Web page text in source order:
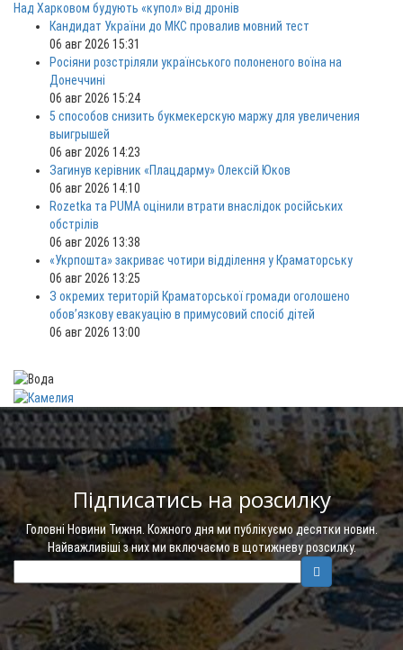
Над Харковом будують «купол» від дронів
Кандидат України до МКС провалив мовний тест
06 авг 2026 15:31
Росіяни розстріляли українського полоненого воїна на
Донеччині
06 авг 2026 15:24
5 способов снизить букмекерскую маржу для увеличения
выигрышей
06 авг 2026 14:23
Загинув керівник «Плацдарму» Олексій Юков
06 авг 2026 14:10
Rozetka та PUMA оцінили втрати внаслідок російських
обстрілів
06 авг 2026 13:38
«Укрпошта» закриває чотири відділення у Краматорську
06 авг 2026 13:25
З окремих територій Краматорської громади оголошено
обов’язкову евакуацію в примусовий спосіб дітей
06 авг 2026 13:00
Підписатись на розсилку
Головні Новини Тижня. Кожного дня ми публікуємо десятки новин.
Найважливіші з них ми включаємо в щотижневу розсилку.